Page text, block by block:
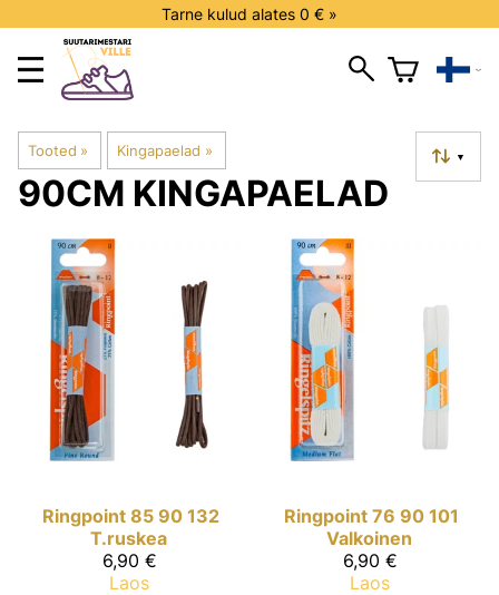
Tarne kulud alates 0 € »
Tooted ‪» Kingapaelad ‪» ▼
90CM KINGAPAELAD
Ringpoint 85 90 132
T.ruskea
6,90 €
Laos
Ringpoint 76 90 101
Valkoinen
6,90 €
Laos